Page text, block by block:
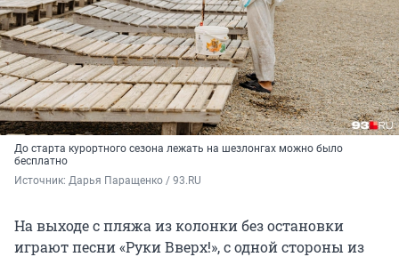
До старта курортного сезона лежать на шезлонгах можно было
бесплатно
Источник: Дарья Паращенко / 93.RU
На выходе с пляжа из колонки без остановки
играют песни «Руки Вверх!», с одной стороны из